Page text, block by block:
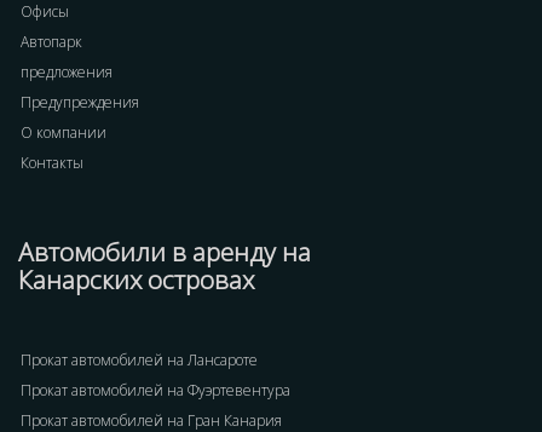
Офисы
Автопарк
предложения
Предупреждения
О компании
Контакты
Автомобили в аренду на
Канарских островах
Прокат автомобилей на Лансароте
Прокат автомобилей на Фуэртевентура
Прокат автомобилей на Гран Канария